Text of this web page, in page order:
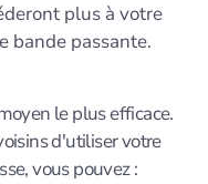
plus à votre
bande passante.
le plus efficace.
d'utiliser votre
vous pouvez :